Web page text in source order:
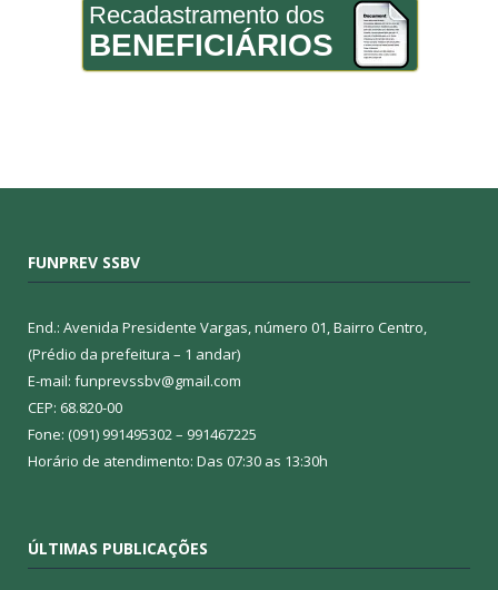
Recadastramento dos
BENEFICIÁRIOS
FUNPREV SSBV
End.: Avenida Presidente Vargas, número 01, Bairro Centro,
(Prédio da prefeitura – 1 andar)
E-mail: funprevssbv@gmail.com
CEP: 68.820-00
Fone: (091) 991495302 – 991467225
Horário de atendimento: Das 07:30 as 13:30h
ÚLTIMAS PUBLICAÇÕES